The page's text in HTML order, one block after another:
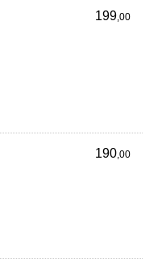
199,00
190,00